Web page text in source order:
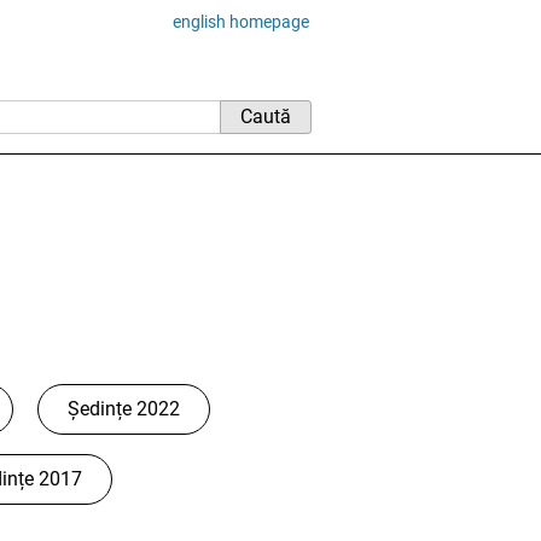
english homepage
Ședințe 2022
2017